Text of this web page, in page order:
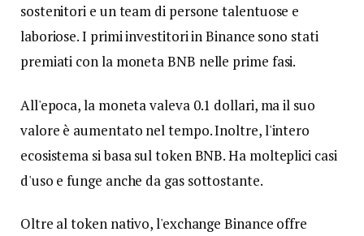
sostenitori e un team di persone talentuose e
laboriose. I primi investitori in Binance sono stati
premiati con la moneta BNB nelle prime fasi.
All'epoca, la moneta valeva 0.1 dollari, ma il suo
valore è aumentato nel tempo. Inoltre, l'intero
ecosistema si basa sul token BNB. Ha molteplici casi
d'uso e funge anche da gas sottostante.
Oltre al token nativo, l'exchange Binance offre